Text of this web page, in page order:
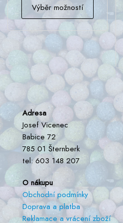
Výběr možností
má
více
variant.
Možnosti
lze
vybrat
na
stránce
produktu
Adresa
Josef Vicenec
Babice 72
785 01 Šternberk
tel: 603 148 207
O nákupu
Obchodní podmínky
Doprava a platba
Reklamace a vrácení zboží